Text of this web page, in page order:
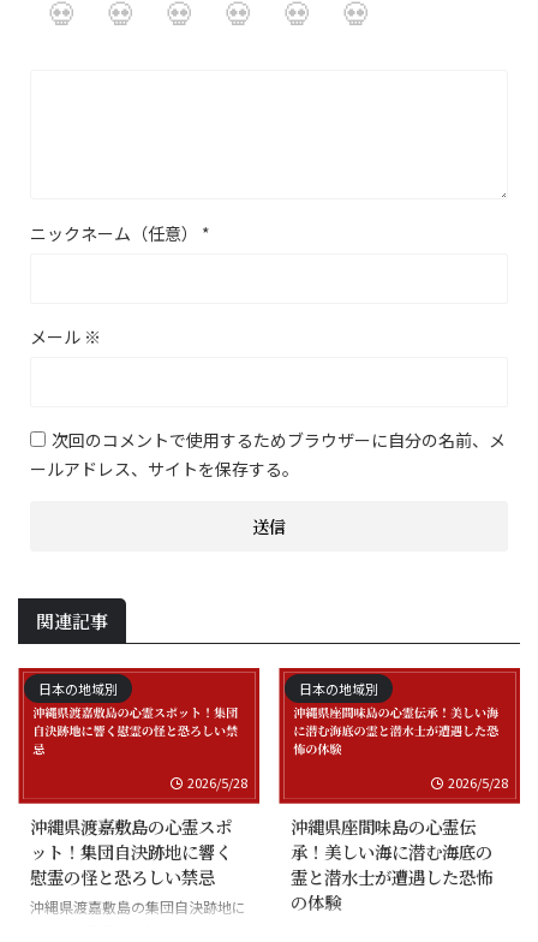
ニックネーム（任意） *
メール ※
次回のコメントで使用するためブラウザーに自分の名前、メ
ールアドレス、サイトを保存する。
関連記事
日本の地域別
2026/5/28
沖縄県渡嘉敷島の心霊スポ
ット！集団自決跡地に響く
慰霊の怪と恐ろしい禁忌
沖縄県渡嘉敷島の集団自決跡地に
日本の地域別
2026/5/28
沖縄県座間味島の心霊伝
承！美しい海に潜む海底の
霊と潜水士が遭遇した恐怖
の体験